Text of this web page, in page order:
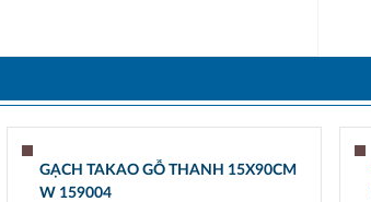
GẠCH TAKAO GỖ THANH 15X90CM
W 159004